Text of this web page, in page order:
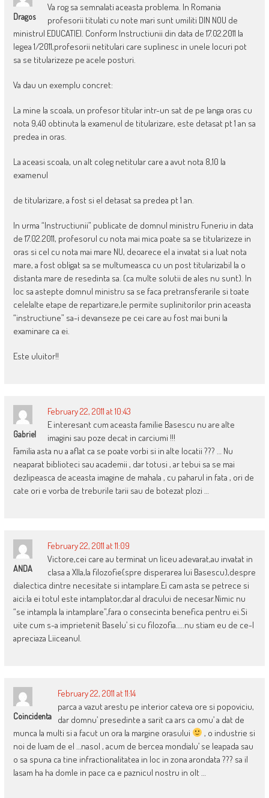
Dragos
Va rog sa semnalati aceasta problema. In Romania
profesorii titulati cu note mari sunt umiliti DIN NOU de
ministrul EDUCATIEI. Conform Instructiunii din data de 17.02.2011 la
legea 1/2011,profesorii netitulari care suplinesc in unele locuri pot
sa se titularizeze pe acele posturi.
Va dau un exemplu concret:
La mine la scoala, un profesor titular intr-un sat de pe langa oras cu
nota 9,40 obtinuta la examenul de titularizare, este detasat pt 1 an sa
predea in oras.
La aceasi scoala, un alt coleg netitular care a avut nota 8,10 la
examenul
de titularizare, a fost si el detasat sa predea pt 1 an.
In urma “Instructiunii” publicate de domnul ministru Funeriu in data
de 17.02.2011, profesorul cu nota mai mica poate sa se titularizeze in
oras si cel cu nota mai mare NU, deoarece el a invatat si a luat nota
mare, a fost obligat sa se multumeasca cu un post titularizabil la o
distanta mare de resedinta sa. (ca multe solutii de ales nu sunt). In
loc sa astepte domnul ministru sa se faca pretransferarile si toate
celelalte etape de repartizare,le permite suplinitorilor prin aceasta
“instructiune” sa-i devanseze pe cei care au fost mai buni la
examinare ca ei.
Este uluitor!!
Gabriel
February 22, 2011 at 10:43
E interesant cum aceasta familie Basescu nu are alte
imagini sau poze decat in carciumi !!!
Familia asta nu a aflat ca se poate vorbi si in alte locatii ??? … Nu
neaparat biblioteci sau academii , dar totusi , ar tebui sa se mai
dezlipeasca de aceasta imagine de mahala , cu paharul in fata , ori de
cate ori e vorba de treburile tarii sau de botezat plozi …
ANDA
February 22, 2011 at 11:09
Victore,cei care au terminat un liceu adevarat,au invatat in
clasa a XIIa,la filozofie(spre disperarea lui Basescu),despre
dialectica dintre necesitate si intamplare.Ei cam asta se petrece si
aici:la ei totul este intamplator,dar al dracului de necesar.Nimic nu
“se intampla la intamplare”,fara o consecinta benefica pentru ei.Si
uite cum s-a imprietenit Baselu’ si cu filozofia…..nu stiam eu de ce-l
apreciaza Liiceanul.
Coincidenta
February 22, 2011 at 11:14
parca a vazut arestu pe interior cateva ore si popoviciu,
dar domnu’ presedinte a sarit ca ars ca omu’ a dat de
munca la multi si a facut un ora la margine orasului
, o industrie si
noi de luam de el …nasol , acum de bercea mondialu’ se leapada sau
o sa spuna ca tine infractionalitatea in loc in zona arondata ??? sa il
lasam ha ha domle in pace ca e paznicul nostru in olt …